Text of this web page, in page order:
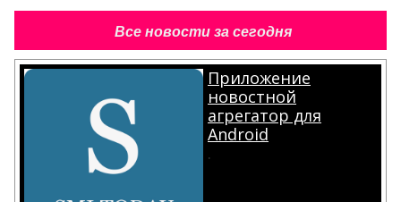
Все новости за сегодня
Приложение
новостной
агрегатор для
Android
.